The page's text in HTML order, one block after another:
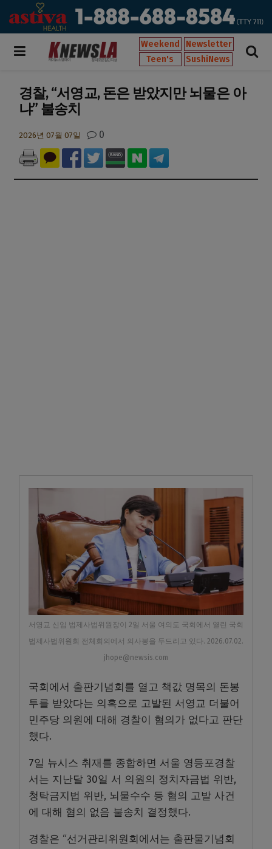
Weekend
Newsletter
Teen's
SushiNews
경찰, “서영교, 돈은 받았지만 뇌물은 아
냐” 불송치
2026년 07월 07일 0
서영교 신임 법제사법위원장이 2일 서울 여의도 국회에서 열린 국회
법제사법위원회 전체회의에서 의사봉을 두드리고 있다. 2026.07.02.
jhope@newsis.com
국회에서 출판기념회를 열고 책값 명목의 돈봉
투를 받았다는 의혹으로 고발된 서영교 더불어
민주당 의원에 대해 경찰이 혐의가 없다고 판단
했다.
7일 뉴시스 취재를 종합하면 서울 영등포경찰
서는 지난달 30일 서 의원의 정치자금법 위반,
청탁금지법 위반, 뇌물수수 등 혐의 고발 사건
에 대해 혐의 없음 불송치 결정했다.
경찰은 “선거관리위원회에서는 출판물기념회